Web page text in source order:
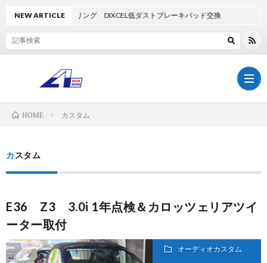
AdlaS
ア
ク
AE-
NEW ARTICLE
M3ツーリング DIXCEL低ダストブレーキパッド交換
HOME カスタム
カスタム
E36 Z3 3.0i 1年点検＆カロッツェリアツイ
ーター取付
オーディオカスタム